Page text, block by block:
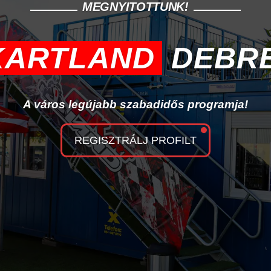
MEGNYITOTTUNK!
A város legújabb szabadidős programja!
REGISZTRÁLJ PROFILT